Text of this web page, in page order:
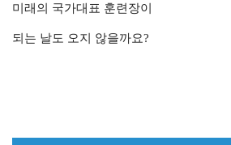
미래의 국가대표 훈련장이
되는 날도 오지 않을까요?